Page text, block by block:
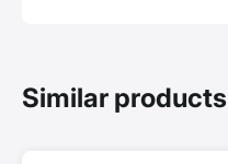
Similar products